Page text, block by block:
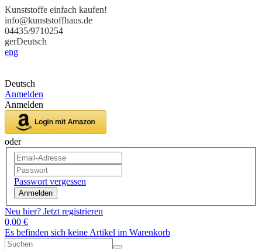
Kunststoffe einfach kaufen!
info@kunststoffhaus.de
04435/9710254
gerDeutsch
eng
Deutsch
Anmelden
Anmelden
oder
Passwort vergessen
Anmelden
Neu hier? Jetzt registrieren
0,00 €
Es befinden sich keine Artikel im Warenkorb